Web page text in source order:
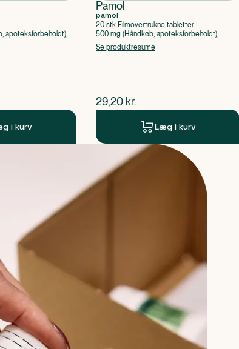
apoteksforbeholdt),
i kurv
Pamol
pamol
20 stk Filmovertrukne tabletter
500 mg (Håndkøb, apoteksforbeholdt),
Paracetamol
Se produktresumé
$nuværende pris
29,20 kr.
Læg i kurv